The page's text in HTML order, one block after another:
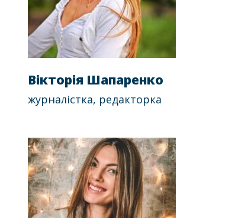
Вікторія Шапаренко
журналістка, редакторка